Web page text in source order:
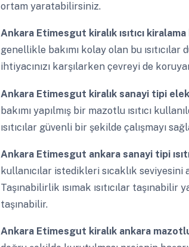
ortam yaratabilirsiniz.
Ankara Etimesgut kiralık ısıtıcı
genellikle bakımı kolay olan bu
ihtiyacınızı karşılarken çevreyi de
Ankara Etimesgut kiralık sanayi tipi
bakımı yapılmış bir mazotlu ısıtıcı
ısıtıcılar güvenli bir şekilde çalışmayı
Ankara Etimesgut ankara sanayi tipi
kullanıcılar istedikleri sıcaklık seviyesini
Taşınabilirlik ısımak ısıtıcılar
taşınabilir.
Ankara Etimesgut kiralık ankara